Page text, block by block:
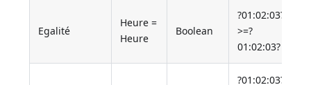
Egalité
Heure =
Heure
Boolean
?01:02:03?
>=?
01:02:03?
?01:02:03?